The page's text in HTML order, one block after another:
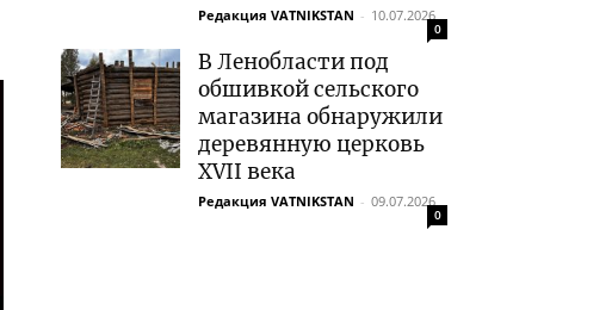
Редакция VATNIKSTAN - 10.07.2026
0
В Ленобласти под
обшивкой сельского
магазина обнаружили
деревянную церковь
XVII века
Редакция VATNIKSTAN - 09.07.2026
0